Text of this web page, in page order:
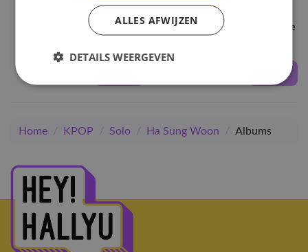
Ha Sung Woon
Strange World - Jewel
Ha Sung Woon
Select Shop - Bitter - Blue
Home / KPOP / Solo / Ha Sung Woon / Albums
ALLES AFWIJZEN
DETAILS WEERGEVEN